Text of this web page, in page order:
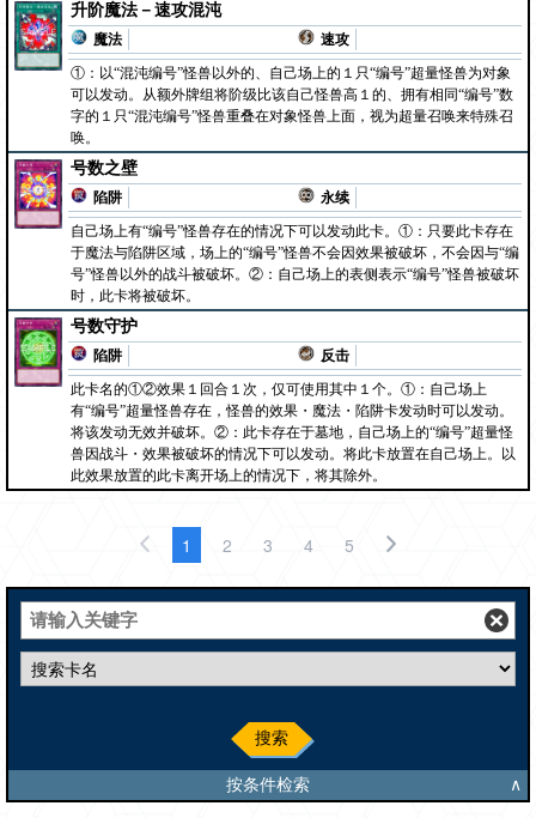
升阶魔法－速攻混沌
魔法
速攻
①：以“混沌编号”怪兽以外的、自己场上的１只“编号”超量怪兽为对象
可以发动。从额外牌组将阶级比该自己怪兽高１的、拥有相同“编号”数
字的１只“混沌编号”怪兽重叠在对象怪兽上面，视为超量召唤来特殊召
唤。
号数之壁
陷阱
永续
自己场上有“编号”怪兽存在的情况下可以发动此卡。①：只要此卡存在
于魔法与陷阱区域，场上的“编号”怪兽不会因效果被破坏，不会因与“编
号”怪兽以外的战斗被破坏。②：自己场上的表侧表示“编号”怪兽被破坏
时，此卡将被破坏。
号数守护
陷阱
反击
此卡名的①②效果１回合１次，仅可使用其中１个。①：自己场上
有“编号”超量怪兽存在，怪兽的效果・魔法・陷阱卡发动时可以发动。
将该发动无效并破坏。②：此卡存在于墓地，自己场上的“编号”超量怪
兽因战斗・效果被破坏的情况下可以发动。将此卡放置在自己场上。以
此效果放置的此卡离开场上的情况下，将其除外。
1 2 3 4 5
搜索
按条件检索 ∧